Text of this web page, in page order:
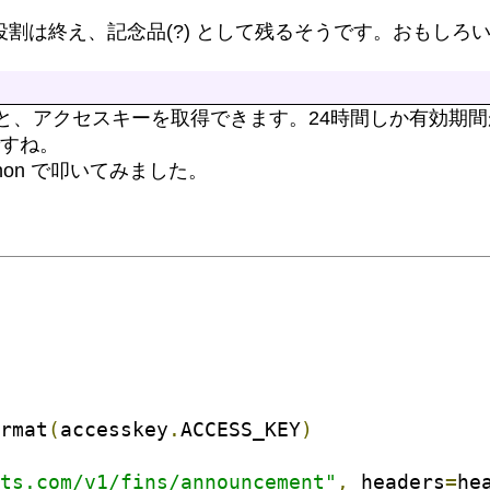
は終え、記念品(?) として残るそうです。おもしろ
アクセスキーを取得できます。24時間しか有効期
ね。
で叩いてみました。
( accesskey . ACCESS_KEY)
v1/fins/announcement" , headers=